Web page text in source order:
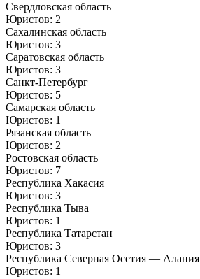
Свердловская область
Юристов: 2
Сахалинская область
Юристов: 3
Саратовская область
Юристов: 3
Санкт-Петербург
Юристов: 5
Самарская область
Юристов: 1
Рязанская область
Юристов: 2
Ростовская область
Юристов: 7
Республика Хакасия
Юристов: 3
Республика Тыва
Юристов: 1
Республика Татарстан
Юристов: 3
Республика Северная Осетия — Алания
Юристов: 1